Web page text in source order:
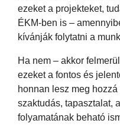
ezeket a projekteket,
ÉKM-ben is –
kívánják folytatni a
Ha nem – akkor
ezeket a fontos és
honnan lesz meg
szaktudás, tapasztalat,
folyamatának beható